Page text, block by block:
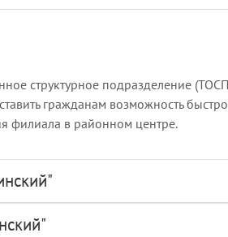
структурное подразделение
гражданам возможность
филиала в районном центре.